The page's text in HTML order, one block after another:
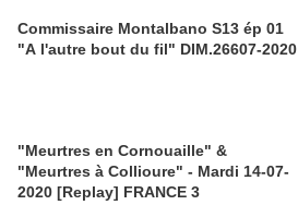
Commissaire Montalbano S13 ép 01
"A l'autre bout du fil" DIM.26607-2020
"Meurtres en Cornouaille" &
"Meurtres à Collioure" - Mardi 14-07-
2020 [Replay] FRANCE 3